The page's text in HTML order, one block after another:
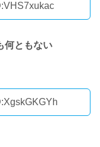
何ともない